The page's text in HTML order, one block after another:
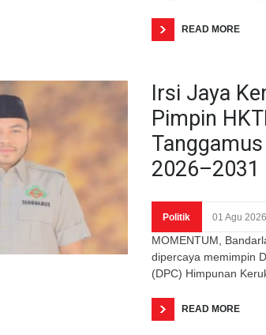
READ MORE
Irsi Jaya
Pimpin
2026–2031
Politik 01 Agu
MOMENTUM,
dipercaya memimpin
(DPC) Himpunan
READ MORE